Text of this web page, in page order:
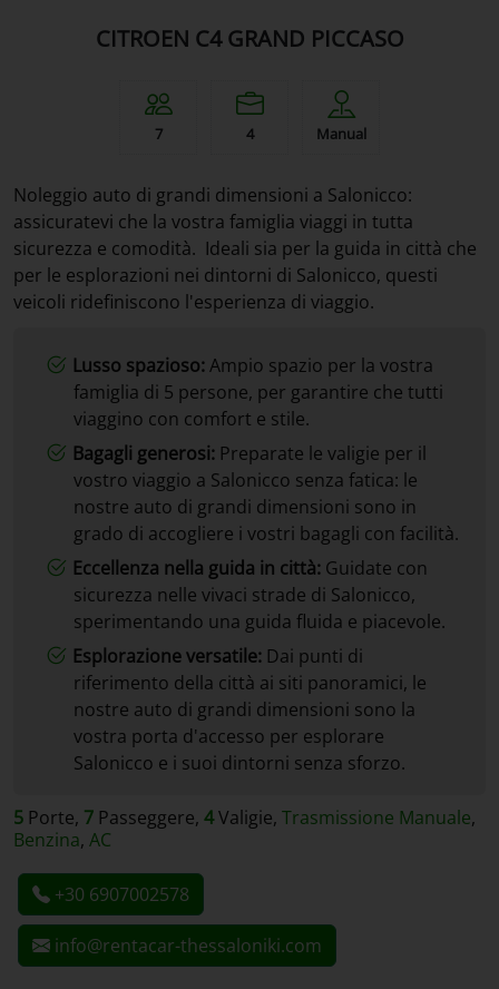
CITROEN C4 GRAND PICCASO
7 4 Manual
Noleggio auto di grandi dimensioni a Salonicco:
assicuratevi che la vostra famiglia viaggi in tutta
sicurezza e comodità. Ideali sia per la guida in città che
per le esplorazioni nei dintorni di Salonicco, questi
veicoli ridefiniscono l'esperienza di viaggio.
Lusso spazioso:Ampio spazio per la vostra
famiglia di 5 persone, per garantire che tutti
viaggino con comfort e stile.
Bagagli generosi: Preparate le valigie per il
vostro viaggio a Salonicco senza fatica: le
nostre auto di grandi dimensioni sono in
grado di accogliere i vostri bagagli con facilità.
Eccellenza nella guida in città: Guidate con
sicurezza nelle vivaci strade di Salonicco,
sperimentando una guida fluida e piacevole.
Esplorazione versatile: Dai punti di
riferimento della città ai siti panoramici, le
nostre auto di grandi dimensioni sono la
vostra porta d'accesso per esplorare
Salonicco e i suoi dintorni senza sforzo.
5 Porte, 7 Passeggere, 4Valigie, Trasmissione Manuale,
Benzina, AC
+30 6907002578
info@rentacar-thessaloniki.com